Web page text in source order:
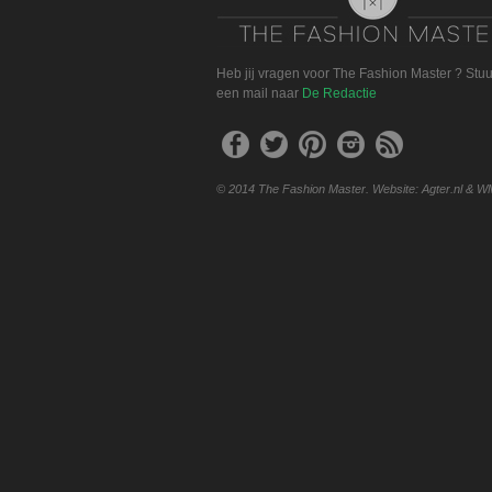
Heb jij vragen voor The Fashion Master ?
een mail naar De Redactie
© 2014 The Fashion Master. Website: Agter.nl &